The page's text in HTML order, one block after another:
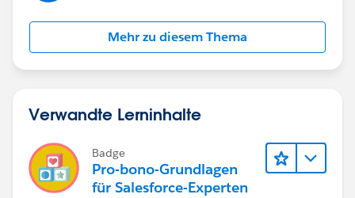
Mehr zu diesem Thema
Verwandte Lerninhalte
Badge
Pro-bono-Grundlagen
für Salesforce-Experten